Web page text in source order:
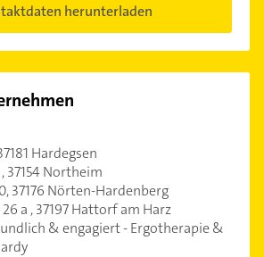
herunterladen
Hardegsen
37154 Northeim
37176 Nörten-Hardenberg
a , 37197 Hattorf am Harz
& engagiert - Ergotherapie &